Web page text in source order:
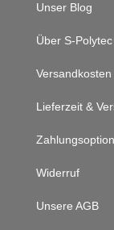
Unser Blog
Über S-Polytec
Versandkosten
Lieferzeit &
Widerruf
Unsere AGB